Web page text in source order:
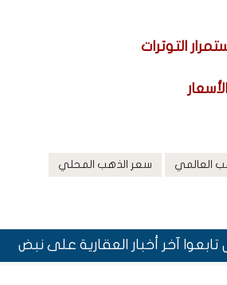
التوترات
العالمي سعر الذهب المحلي
تابعوا آخر أخبار العقارية على نبض